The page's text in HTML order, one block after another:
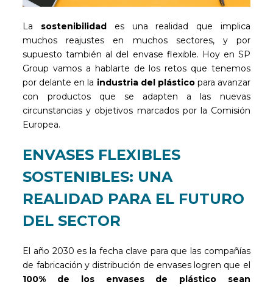
La sostenibilidad es una realidad que implica
muchos reajustes en muchos sectores, y por
supuesto también al del envase flexible. Hoy en SP
Group vamos a hablarte de los retos que tenemos
por delante en la industria del plásticopara avanzar
con productos que se adapten a las nuevas
circunstancias y objetivos marcados por la Comisión
Europea.
ENVASES FLEXIBLES
SOSTENIBLES: UNA
REALIDAD PARA EL FUTURO
DEL SECTOR
El año 2030 es la fecha clave para que las compañías
de fabricación y distribución de envases logren que el
100% de los envases de plástico sean